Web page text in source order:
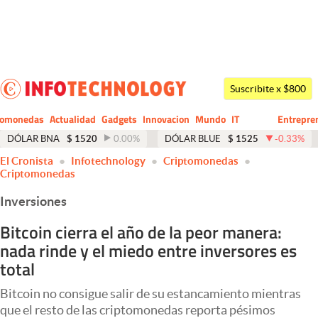
Dólar
Economía y Política
Finanzas y Mercados
Columnistas
Apertura
Suscribite x $800
Actualidad Gadgets Innovacion Mundo
CIO
IT
Business
DÓLAR BNA $ 1520 0.00% DÓLAR BLUE $ 1525 -0.33%
El Cronista Infotechnology
Criptomonedas
Criptomonedas
Inversiones
Bitcoin cierra el año de la peor manera:
nada rinde y el miedo entre inversores es
total
Bitcoin no consigue salir de su estancamiento mientras
que el resto de las criptomonedas reporta pésimos